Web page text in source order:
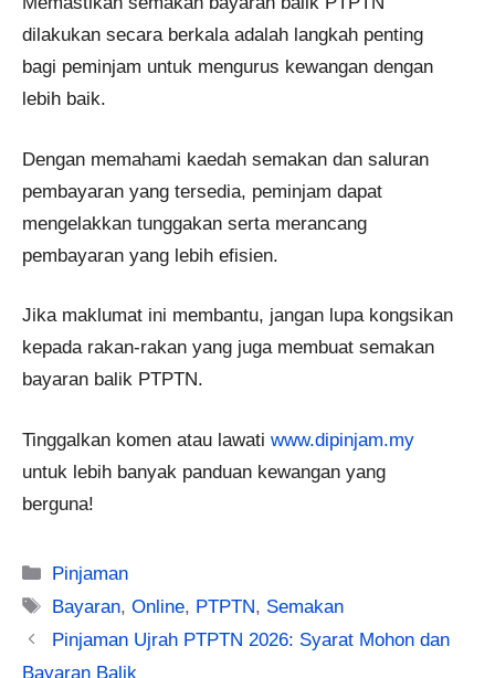
dilakukan secara berkala adalah langkah penting
bagi peminjam untuk mengurus kewangan dengan
lebih baik.
Dengan memahami kaedah semakan dan saluran
pembayaran yang tersedia, peminjam dapat
mengelakkan tunggakan serta merancang
pembayaran yang lebih efisien.
Jika maklumat ini membantu, jangan lupa kongsikan
kepada rakan-rakan yang juga membuat semakan
bayaran balik PTPTN.
Tinggalkan komen atau lawati www.dipinjam.my
untuk lebih banyak panduan kewangan yang
berguna!
Categories
Pinjaman
Tags
Bayaran,Online, PTPTN, Semakan
Pinjaman Ujrah PTPTN 2026: Syarat Mohon dan
Bayaran Balik